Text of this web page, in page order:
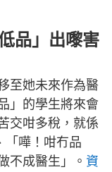
品」出嚟害
至她未來作為醫
」的學生將來會
交咁多稅，就係
「嘩！咁冇品
不成醫生」。 資